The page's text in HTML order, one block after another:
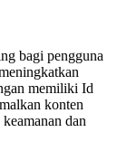
bagi pengguna
memiliki Id
konten
dan